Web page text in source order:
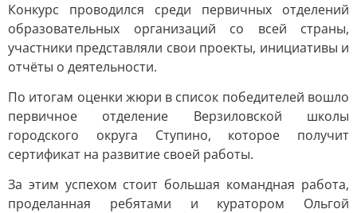
Конкурс проводился среди первичных отделений
образовательных организаций со всей страны,
участники представляли свои проекты, инициативы и
отчёты о деятельности.
По итогам оценки жюри в список победителей вошло
первичное отделение Верзиловской школы
городского округа Ступино, которое получит
сертификат на развитие своей работы.
За этим успехом стоит большая командная работа,
проделанная ребятами и куратором Ольгой